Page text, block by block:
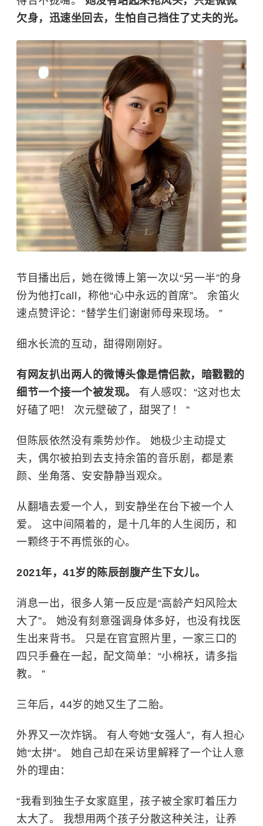
欠身，迅速坐回去，生怕自己挡住了丈夫的光。
节目播出后，她在微博上第一次以“另一半”的身
份为他打call，称他“心中永远的首席”。 余笛火
速点赞评论：“替学生们谢谢师母来现场。 ”
细水长流的互动，甜得刚刚好。
有网友扒出两人的微博头像是情侣款，暗戳戳的
细节一个接一个被发现。 有人感叹：“这对也太
好磕了吧！ 次元壁破了，甜哭了！ ”
但陈辰依然没有乘势炒作。 她极少主动提丈
夫，偶尔被拍到去支持余笛的音乐剧，都是素
颜、坐角落、安安静静当观众。
从翻墙去爱一个人，到安静坐在台下被一个人
爱。 这中间隔着的，是十几年的人生阅历，和
一颗终于不再慌张的心。
2021年，41岁的陈辰剖腹产生下女儿。
消息一出，很多人第一反应是“高龄产妇风险太
大了”。 她没有刻意强调身体多好，也没有找医
生出来背书。 只是在官宣照片里，一家三口的
四只手叠在一起，配文简单：“小棉袄，请多指
教。 ”
三年后，44岁的她又生了二胎。
外界又一次炸锅。 有人夸她“女强人”，有人担心
她“太拼”。 她自己却在采访里解释了一个让人意
外的理由：
“我看到独生子女家庭里，孩子被全家盯着压力
太大了。 我想用两个孩子分散这种关注，让养